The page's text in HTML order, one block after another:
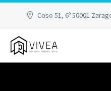
Coso 51, 6º 50001